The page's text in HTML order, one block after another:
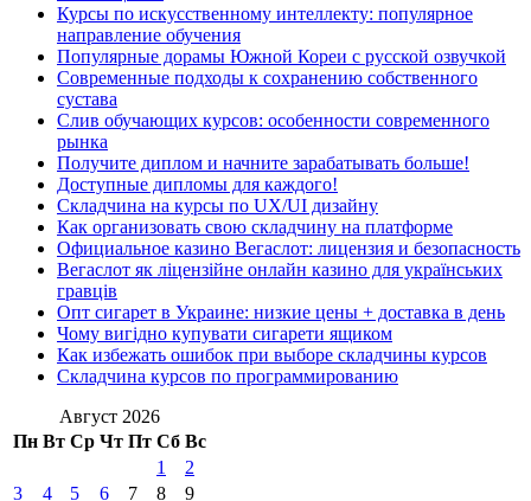
Курсы по искусственному интеллекту: популярное
направление обучения
Популярные дорамы Южной Кореи с русской озвучкой
Современные подходы к сохранению собственного
сустава
Слив обучающих курсов: особенности современного
рынка
Получите диплом и начните зарабатывать больше!
Доступные дипломы для каждого!
Складчина на курсы по UX/UI дизайну
Как организовать свою складчину на платформе
Официальное казино Вегаслот: лицензия и безопасность
Вегаслот як ліцензійне онлайн казино для українських
гравців
Опт сигарет в Украине: низкие цены + доставка в день
Чому вигідно купувати сигарети ящиком
Как избежать ошибок при выборе складчины курсов
Складчина курсов по программированию
Август 2026
Пн Вт Ср Чт Пт Сб Вс
1
2
3
4 5 6 7 8 9